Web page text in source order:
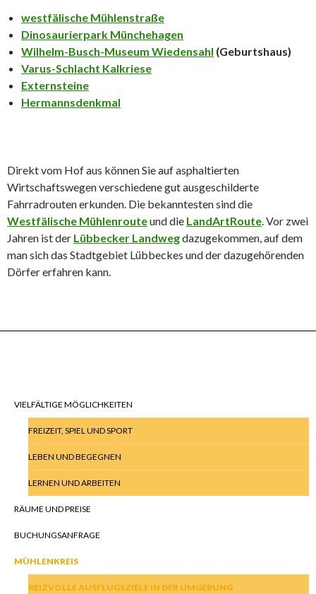
westfälische Mühlenstraße
Dinosaurierpark Münchehagen
Wilhelm-Busch-Museum Wiedensahl (Geburtshaus)
Varus-Schlacht Kalkriese
Externsteine
Hermannsdenkmal
Direkt vom Hof aus können Sie auf asphaltierten
Wirtschaftswegen verschiedene gut ausgeschilderte
Fahrradrouten erkunden. Die bekanntesten sind die
Westfälische Mühlenrouteund die LandArtRoute. Vor zwei
Jahren ist der Lübbecker Landwegdazugekommen, auf dem
man sich das Stadtgebiet Lübbeckes und der dazugehörenden
Dörfer erfahren kann.
VIELFÄLTIGE MÖGLICHKEITEN
FREIZEIT, SPIEL UND SPORT
LEBEN UND BEGEGNEN
LERNEN UND ARBEITEN
RÄUME UND PREISE
BUCHUNGSANFRAGE
MÜHLENKREIS
REIZVOLLE AUSFLUGSZIELE IN DER UMGEBUNG